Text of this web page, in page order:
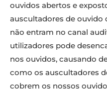
ouvidos abertos e
auscultadores de ouvido
não entram no canal
utilizadores pode
nos ouvidos, causando
como os auscultadores
cobrem os nossos